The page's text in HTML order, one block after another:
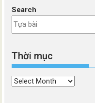
Search
Thời mục
Thời